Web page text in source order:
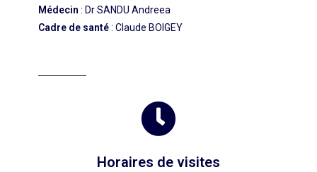
Médecin : Dr SANDU Andreea
Cadre de santé: Claude BOIGEY
Horaires de visites